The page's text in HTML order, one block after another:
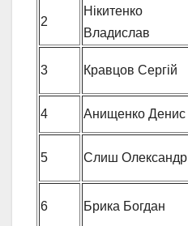
2
Нікитенко
Владислав
3 Кравцов Сергій
4 Анищенко Денис
5 Слиш Олександр
6 Брика Богдан